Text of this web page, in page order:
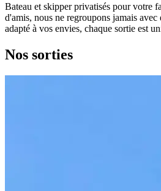
Bateau et skipper privatisés pour votre
d'amis, nous ne regroupons jamais
adapté à vos envies, chaque sortie est
Nos sorties